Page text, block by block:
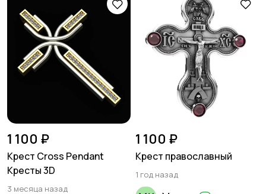
1 100 ₽
Крест Cross Pendant
Кресты 3D
3 месяца назад
1 100 ₽
Крест православный
1 год назад